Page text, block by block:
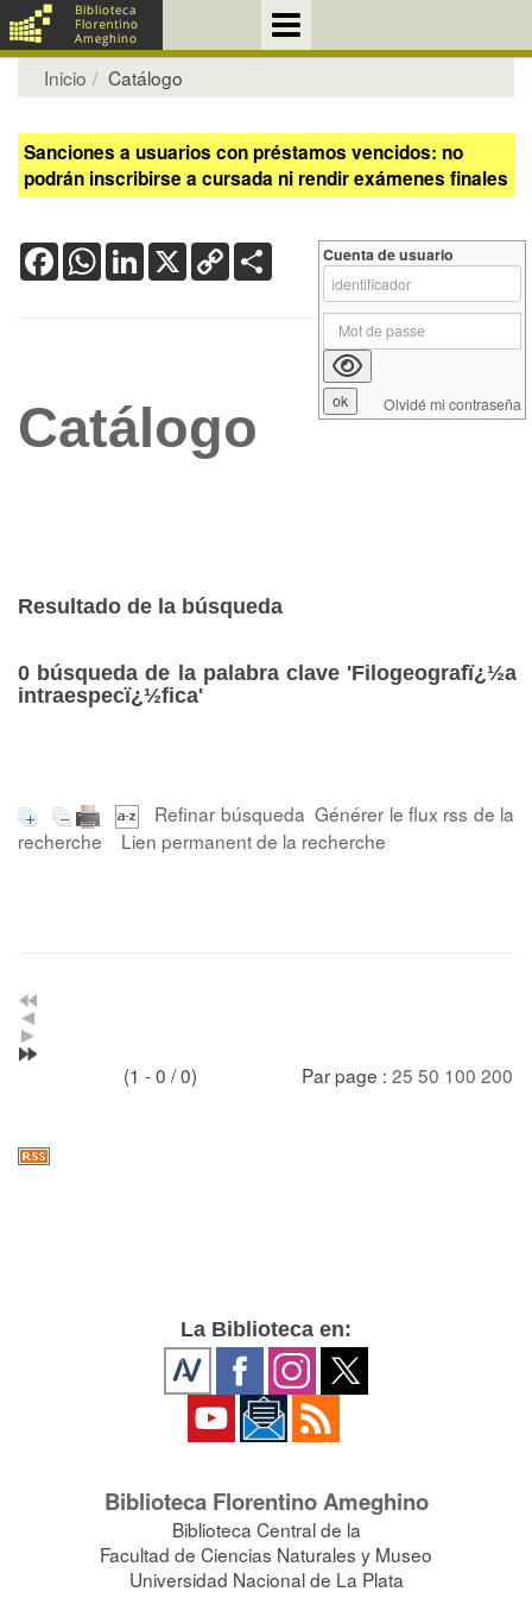
Inicio Catálogo
Sanciones a usuarios con préstamos vencidos: no
podrán inscribirse a cursada ni rendir exámenes finales
FacebookWhatsApp
LinkedIn
X Copy
Link
Catálogo
Resultado de la búsqueda
0 búsqueda de la palabra clave 'Filogeografï¿½a
intraespecï¿½fica'
Refinar búsqueda Générer le flux rss de la
recherche
Lien permanent de la recherche
(1 - 0 / 0) Par page : 25 50 100 200
Cuenta de usuario
Olvidé mi contraseña
La Biblioteca en:
Biblioteca Florentino Ameghino
Biblioteca Central de la
Facultad de Ciencias Naturales y Museo
Universidad Nacional de La Plata